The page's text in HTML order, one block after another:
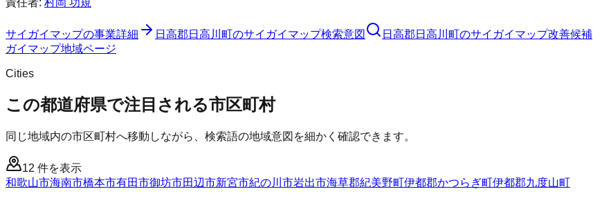
サイガイマップの事業詳細 日高郡日高川町のサイガイマップ検索意図 日高郡日高川町のサイガイマップ改善候補
ガイマップ地域ページ
Cities
この都道府県で注目される市区町村
同じ地域内の市区町村へ移動しながら、検索語の地域意図を細かく確認できます。
12 件を表示
和歌山市海南市橋本市有田市御坊市田辺市新宮市紀の川市岩出市海草郡紀美野町伊都郡かつらぎ町伊都郡九度山町